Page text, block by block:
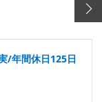
/年間休日125日